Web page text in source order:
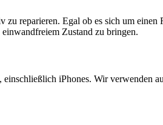
reparieren. Egal ob es sich um einen
Zustand zu bringen.
iPhones. Wir verwenden